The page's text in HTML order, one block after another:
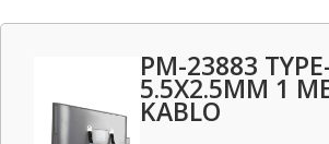
PM-23883
5.5X2.5MM 1
KABLO